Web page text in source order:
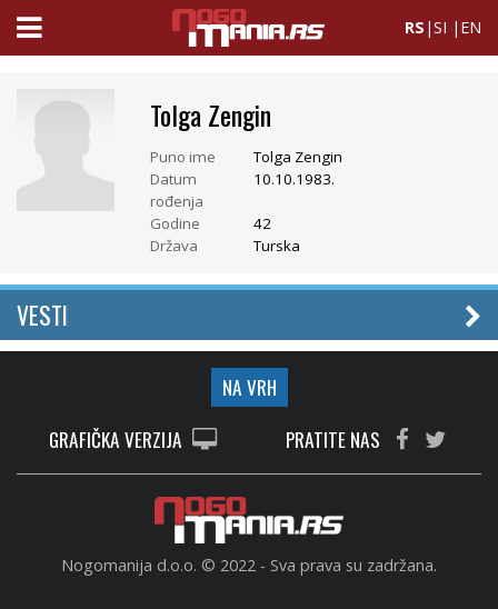
RS |SI | EN
Tolga Zengin
Puno ime
Tolga Zengin
Datum
rođenja
10.10.1983.
Godine
42
Država
Turska
VESTI
NA VRH
GRAFIČKA VERZIJA
PRATITE NAS
Nogomanija d.o.o. © 2022 - Sva prava su zadržana.